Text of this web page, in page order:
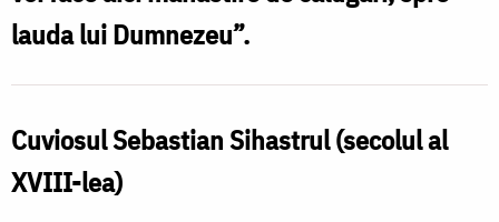
lauda lui Dumnezeu”.
Cuviosul Sebastian Sihastrul (secolul al
XVIII-lea)